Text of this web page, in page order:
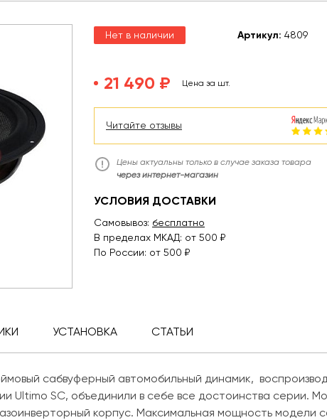
Нет в наличии Артикул: 4809
21 490 ₽ Цена за шт.
Читайте отзывы
Цены актуальны только в случае заказа товара
через интернет-магазин
УСЛОВИЯ ДОСТАВКИ
Самовывоз: бесплатно
В пределах МКАД: от 500 ₽
По России: от 500 ₽
УСТАНОВКА СТАТЬИ
сабвуферный автомобильный динамик,
Ultimo SC, объединили в себе все достоинства серии.
корпус. Максимальная мощность модели